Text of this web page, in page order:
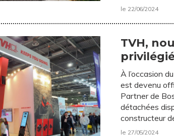
le 22/06/2024
TVH,
À l’occasion
est devenu
Partner de
détachées
constructeur
le 27/05/2024